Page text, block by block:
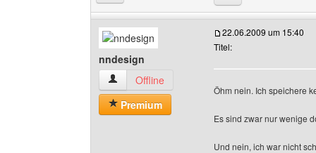
nndesign
nndesign Benutzer-Profile anzeigen
Offline
Premium
22.06.2009 um 15:40
Titel:
Öhm nein. Ich speichere
Es sind zwar nur wenige
Und nein, ich war nicht